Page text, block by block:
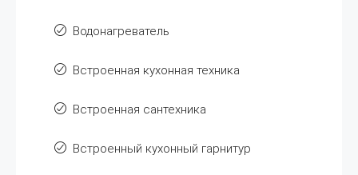
Водонагреватель
Встроенная кухонная техника
Встроенная сантехника
Встроенный кухонный гарнитур